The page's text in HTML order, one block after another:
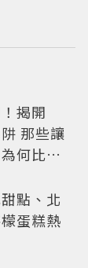
揭開
那些讓
何比菸
點、北
蛋糕熱